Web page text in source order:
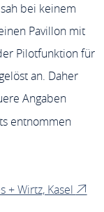
bei keinem
Pavillon mit
Pilotfunktion für
an. Daher
Angaben
entnommen
+ Wirtz, Kasel